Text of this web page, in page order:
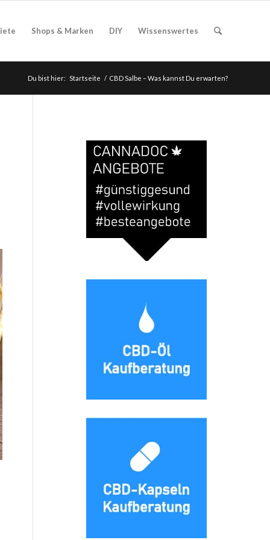
Shops & Marken DIY Wissenswertes
Du bist hier: Startseite / CBD Salbe – Was kannst Du erwarten?